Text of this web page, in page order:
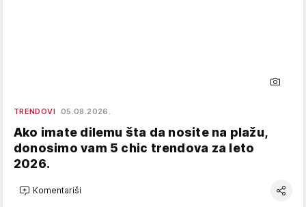
TRENDOVI 05.08.2026.
Ako imate dilemu šta da nosite na plažu,
donosimo vam 5 chic trendova za leto
2026.
Komentariši